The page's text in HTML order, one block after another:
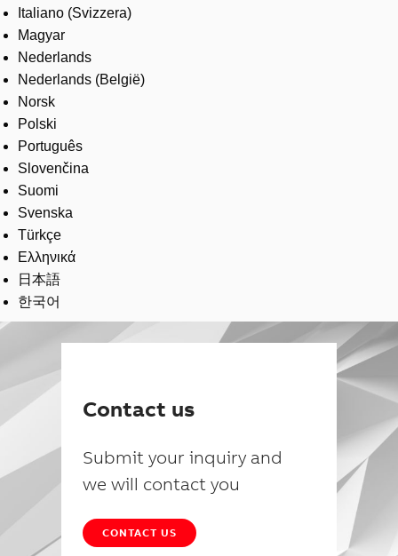
Italiano (Svizzera)
Magyar
Nederlands
Nederlands (België)
Norsk
Polski
Português
Slovenčina
Suomi
Svenska
Türkçe
Ελληνικά
日本語
한국어
Contact us
Submit your inquiry and
we will contact you
CONTACT US